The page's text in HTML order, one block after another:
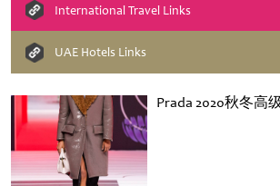
Prada 2020秋冬高
International Travel Links
UAE Hotels Links